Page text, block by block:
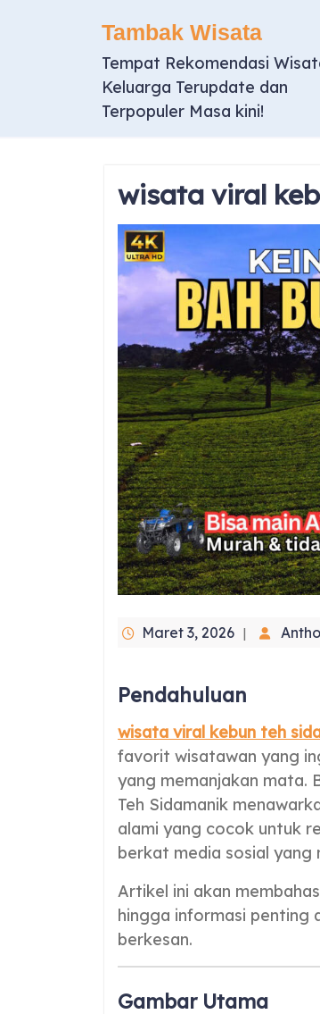
Tambak Wisata
Tempat Rekomendasi
Keluarga Terupdate dan
Terpopuler Masa kini!
wisata viral
Maret 3, 2026
Pendahuluan
wisata viral kebun teh
favorit wisatawan yang
yang memanjakan mata.
Teh Sidamanik
alami yang cocok untuk
berkat media sosial yang
Artikel ini akan
hingga informasi penting
berkesan.
Gambar Utama